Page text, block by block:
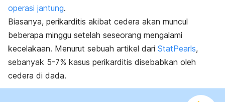
operasi jantung.
Biasanya, perikarditis akibat cedera akan muncul
beberapa minggu setelah seseorang mengalami
kecelakaan. Menurut sebuah artikel dari StatPearls,
sebanyak 5-7% kasus perikarditis disebabkan oleh
cedera di dada.